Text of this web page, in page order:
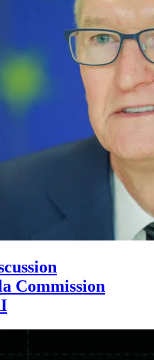
Commission